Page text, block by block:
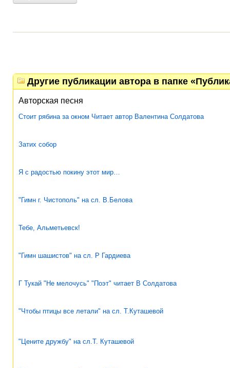
Другие публикации автора в папке
Авторская песня
Стоит рябина за окном Читает автор Валентина Солдатова
Затих собор
Я с радостью покину этот мир…
"Гимн г. Чистополь" на сл. В.Белова
Тебе, Альметьевск!
"Гимн шашистов" на сл. Р Гардиева
Г Тукай "Не мелочусь" "Поэт" читает В Солдатова
"Чтобы птицы все летали" на сл. Т.Куташевой
"Цените дружбу" на сл.Т. Куташевой